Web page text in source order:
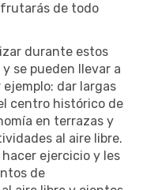
de todo
durante estos
se pueden llevar a
ejemplo: dar largas
centro histórico de
en terrazas y
al aire libre.
ejercicio y les
de